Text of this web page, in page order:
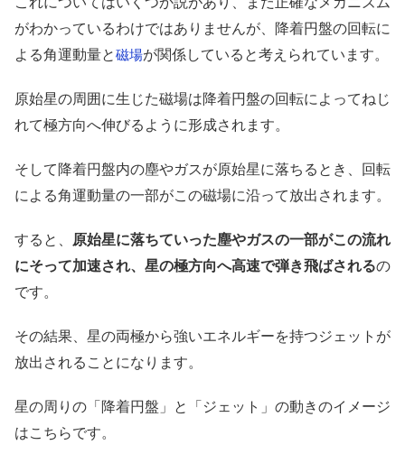
がわかっているわけではありませんが、降着円盤の回転に
よる角運動量と磁場が関係していると考えられています。
原始星の周囲に生じた磁場は降着円盤の回転によってねじ
れて極方向へ伸びるように形成されます。
そして降着円盤内の塵やガスが原始星に落ちるとき、回転
による角運動量の一部がこの磁場に沿って放出されます。
すると、 原始星に落ちていった塵やガスの一部がこの流れ
にそって加速され、星の極方向へ高速で弾き飛ばされるの
です。
その結果、星の両極から強いエネルギーを持つジェットが
放出されることになります。
星の周りの「降着円盤」と「ジェット」の動きのイメージ
はこちらです。